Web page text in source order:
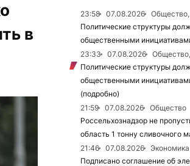
в
23:58 07.08.2026
Общество,
Политические структуры
общественными
23:33
07.08.2026
Политические структуры
общественными
(подробно)
21:59
07.08.2026
Общество
Россельхознадзор не
область 1 тонну сливочного
21:46
07.08.2026
Экономика
Подписано соглашение об